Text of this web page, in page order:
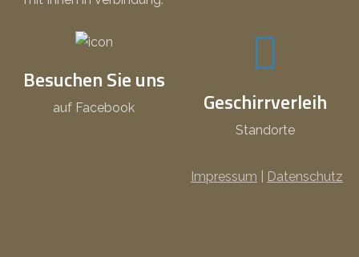
Besuchen Sie uns
auf Facebook Geschirrverleih
Standorte
Impressum Datenschutz